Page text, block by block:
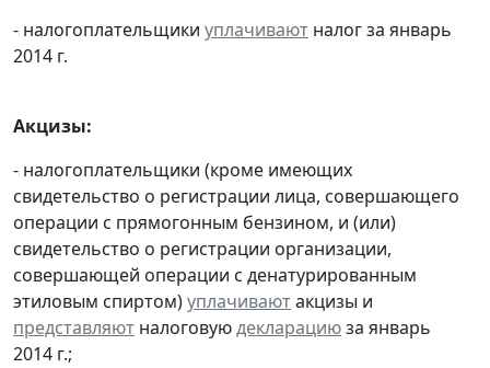
- налогоплательщики уплачивают налог за январь
2014 г.
Акцизы:
- налогоплательщики (кроме имеющих
свидетельство о регистрации лица, совершающего
операции с прямогонным бензином, и (или)
свидетельство о регистрации организации,
совершающей операции с денатурированным
этиловым спиртом)уплачиваютакцизы и
представляют налоговуюдекларациюза январь
2014 г.;